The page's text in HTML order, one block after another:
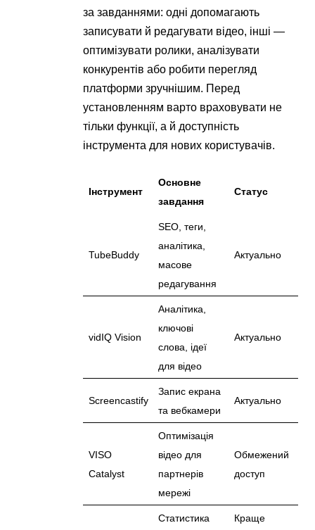
за завданнями: одні допомагають
записувати й редагувати відео, інші —
оптимізувати ролики, аналізувати
конкурентів або робити перегляд
платформи зручнішим. Перед
установленням варто враховувати не
тільки функції, а й доступність
інструмента для нових користувачів.
Інструмент
Основне
завдання
Статус
TubeBuddy
SEO, теги,
аналітика,
масове
редагування
Актуально
vidIQ Vision
Аналітика,
ключові
слова, ідеї
для відео
Актуально
Screencastify
Запис екрана
та вебкамери
Актуально
VISO
Catalyst
Оптимізація
відео для
партнерів
мережі
Обмежений
доступ
Статистика Краще